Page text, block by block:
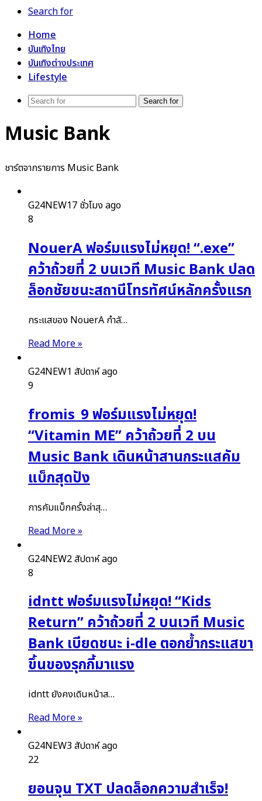
Search for
Home
บันเทิงไทย
บันเทิงต่างประเทศ
Lifestyle
Search for
Music Bank
ชาร์ตจากรายการ Music Bank
G24NEW17 ชั่วโมง ago
8
NouerA ฟอร์มแรงไม่หยุด! “.exe”
คว้าถ้วยที่ 2 บนเวที Music Bank ปลด
ล็อกชัยชนะสถานีโทรทัศน์หลักครั้งแรก
กระแสของ NouerA กำลั…
Read More »
G24NEW1 สัปดาห์ ago
9
fromis_9 ฟอร์มแรงไม่หยุด!
“Vitamin ME” คว้าถ้วยที่ 2 บน
Music Bank เดินหน้าสานกระแสคัม
แบ็กสุดปัง
การคัมแบ็กครั้งล่าสุ…
Read More »
G24NEW2 สัปดาห์ ago
8
idntt ฟอร์มแรงไม่หยุด! “Kids
Return” คว้าถ้วยที่ 2 บนเวที Music
Bank เบียดชนะ i-dle ตอกย้ำกระแสขา
ขึ้นของรุกกี้มาแรง
idntt ยังคงเดินหน้าส…
Read More »
G24NEW3 สัปดาห์ ago
22
ยอนจุน TXT ปลดล็อกความสำเร็จ!